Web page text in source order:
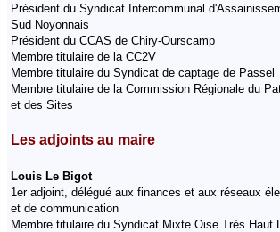
Président du Syndicat Intercommunal
Sud Noyonnais
Président du CCAS de Chiry-Ourscamp
Membre titulaire de la CC2V
Membre titulaire du Syndicat de captage de Passel
Membre titulaire de la Commission Régionale du
et des Sites
Les adjoints au maire
Louis Le Bigot
1er adjoint, délégué aux finances et aux réseaux
et de communication
Membre titulaire du Syndicat Mixte Oise Très Haut